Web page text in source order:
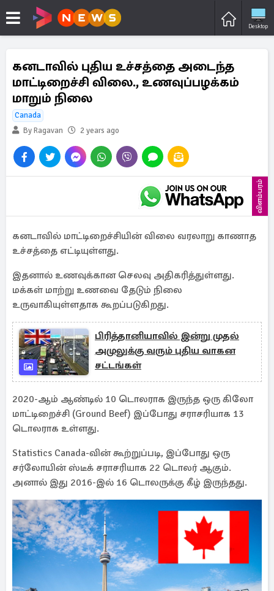
Desktop
கனடாவில் புதிய உச்சத்தை அடைந்த
மாட்டிறைச்சி விலை., உணவுப்பழக்கம்
மாறும் நிலை
Canada
By Ragavan
2 years ago
விளம்பரம்
கனடாவில் மாட்டிறைச்சியின் விலை வரலாறு காணாத
உச்சத்தை எட்டியுள்ளது.
இதனால் உணவுக்கான செலவு அதிகரித்துள்ளது.
மக்கள் மாற்று உணவை தேடும் நிலை
உருவாகியுள்ளதாக கூறப்படுகிறது.
பிரித்தானியாவில் இன்று முதல்
அமுலுக்கு வரும் புதிய வாகன
சட்டங்கள்
2020-ஆம் ஆண்டில் 10 டொலராக இருந்த ஒரு கிலோ
மாட்டிறைச்சி (Ground Beef) இப்போது சராசரியாக 13
டொலராக உள்ளது.
Statistics Canada-வின் கூற்றுப்படி, இப்போது ஒரு
சர்லோயின் ஸ்டீக் சராசரியாக 22 டொலர் ஆகும்.
அனால் இது 2016-இல் 16 டொலருக்கு கீழ் இருந்தது.